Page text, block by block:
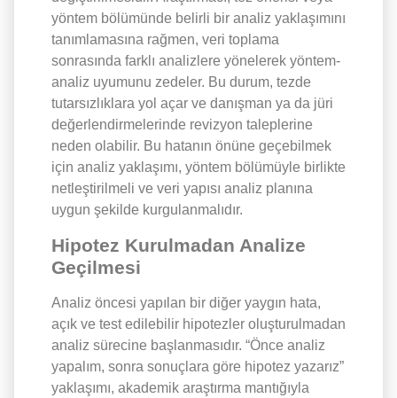
yöntem bölümünde belirli bir analiz yaklaşımını
tanımlamasına rağmen, veri toplama
sonrasında farklı analizlere yönelerek yöntem-
analiz uyumunu zedeler. Bu durum, tezde
tutarsızlıklara yol açar ve danışman ya da jüri
değerlendirmelerinde revizyon taleplerine
neden olabilir. Bu hatanın önüne geçebilmek
için analiz yaklaşımı, yöntem bölümüyle birlikte
netleştirilmeli ve veri yapısı analiz planına
uygun şekilde kurgulanmalıdır.
Hipotez Kurulmadan Analize
Geçilmesi
Analiz öncesi yapılan bir diğer yaygın hata,
açık ve test edilebilir hipotezler oluşturulmadan
analiz sürecine başlanmasıdır. “Önce analiz
yapalım, sonra sonuçlara göre hipotez yazarız”
yaklaşımı, akademik araştırma mantığıyla